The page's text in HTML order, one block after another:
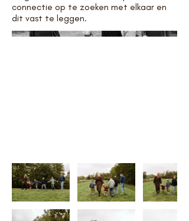
connectie op te zoeken met elkaar en
dit vast te leggen.